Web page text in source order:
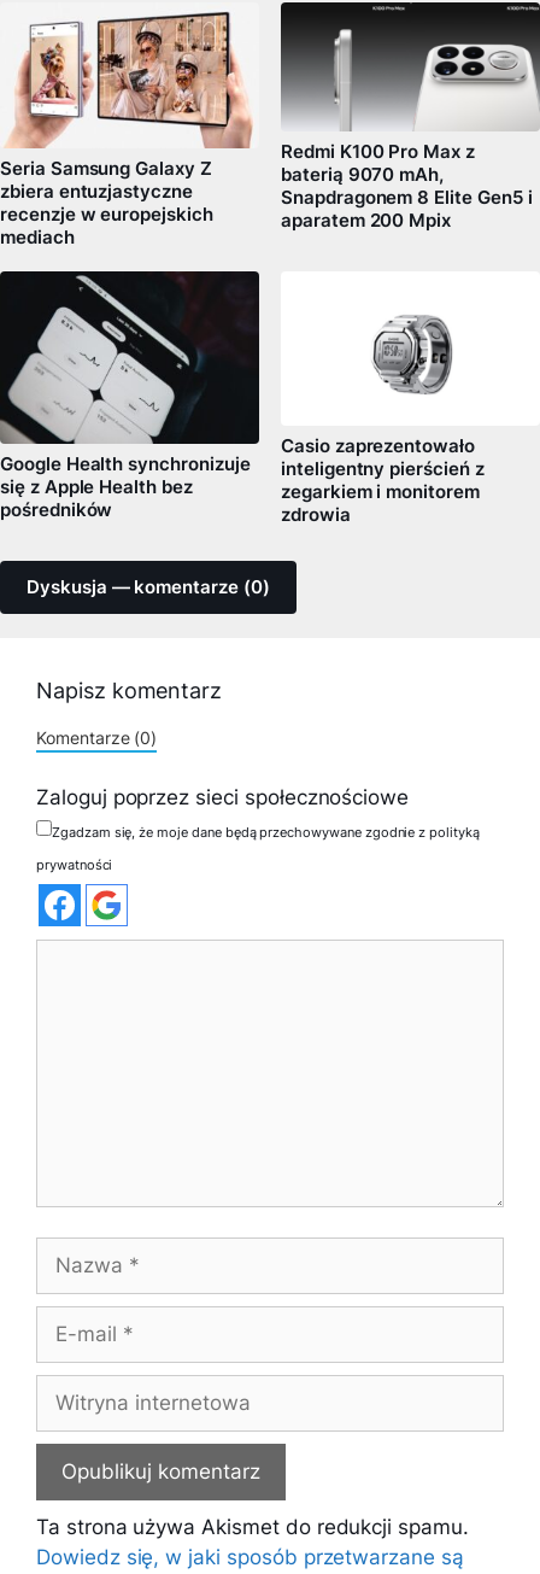
Seria Samsung Galaxy Z
zbiera entuzjastyczne
recenzje w europejskich
mediach
Redmi K100 Pro Max z
baterią 9070 mAh,
Snapdragonem 8 Elite Gen5 i
aparatem 200 Mpix
Google Health synchronizuje
się z Apple Health bez
pośredników
Casio zaprezentowało
inteligentny pierścień z
zegarkiem i monitorem
zdrowia
Dyskusja — komentarze (0)
Napisz komentarz
Komentarze (0)
Zaloguj poprzez sieci społecznościowe
Zgadzam się, że moje dane będą przechowywane zgodnie z polityką
prywatności
Nazwa
Witryna
internetowa
Ta strona używa Akismet do redukcji spamu.
Dowiedz się, w jaki sposób przetwarzane są